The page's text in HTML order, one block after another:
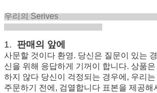
우리의
1. 판매의 앞에
사문할 것이다 환영. 당신은 질문이 있는
신을 위해 응답하게 기꺼이 합니다. 상품
하지 않다 당신이 걱정되는 경우에, 우리는
주문하기 전에, 검열합니다 표본을 제공해